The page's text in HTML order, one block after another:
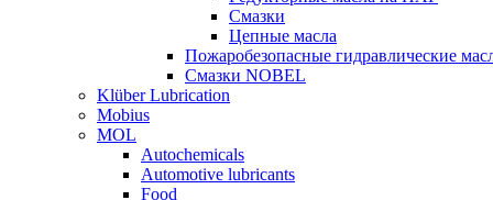
Смазки
Цепные масла
Пожаробезопасные гидравлические
Смазки NOBEL
Klüber Lubrication
Mobius
MOL
Autochemicals
Automotive lubricants
Food